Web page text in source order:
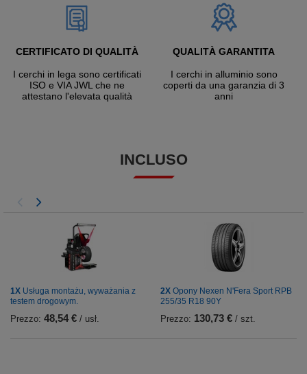
CERTIFICATO DI QUALITÀ
I cerchi in lega sono certificati
ISO e VIA JWL che ne
attestano l'elevata qualità
QUALITÀ GARANTITA
I cerchi in alluminio sono
coperti da una garanzia di 3
anni
INCLUSO
1X Usługa montażu, wyważania z
testem drogowym.
Prezzo: 48,54 € / usł.
2X Opony Nexen N'Fera Sport RPB
255/35 R18 90Y
Prezzo: 130,73 € / szt.